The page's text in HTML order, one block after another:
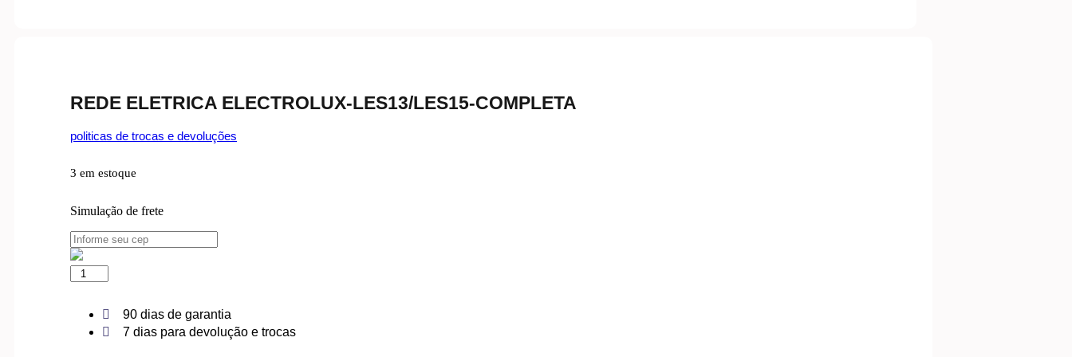
REDE ELETRICA ELECTROLUX-LES13/LES15-COMPLETA
politicas de trocas e devoluções
3 em estoque
Simulação de frete
REDE
ELETRICA
LES13/LES15-
COMPLETA
90 dias de garantia
7 dias para devolução e trocas